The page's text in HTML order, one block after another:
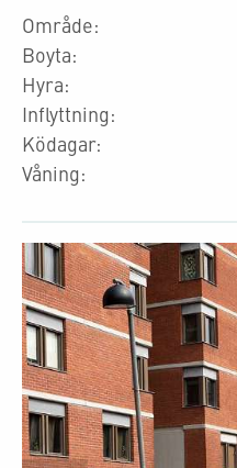
Område:
Boyta:
Hyra:
Inflyttning:
Ködagar:
Våning: